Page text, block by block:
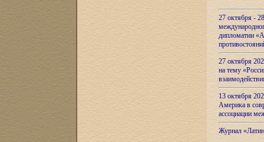
27 октября -
дипломатии
27 октября
на тему
13 октября
Америка в
ассоциации
Журнал